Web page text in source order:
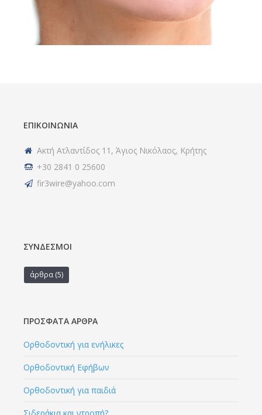
ΕΠΙΚΟΙΝΩΝΊΑ
Ακτή Ατλαντίδος 11, Άγιος Νικόλαος, Κρήτης
+30 2841 0 25600
fir3wire@yahoo.com
ΣΎΝΔΕΣΜΟΙ
άρθρα (5)
ΠΡΌΣΦΑΤΑ ΆΡΘΡΑ
Ορθοδοντική για ενήλικες
Ορθοδοντική Εφήβων
Ορθοδοντική για παιδιά